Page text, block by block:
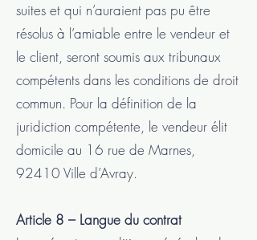
suites et qui n’auraient pas pu être
résolus à l’amiable entre le vendeur et
le client, seront soumis aux tribunaux
compétents dans les conditions de droit
commun. Pour la définition de la
juridiction compétente, le vendeur élit
domicile au 16 rue de Marnes,
92410 Ville d’Avray.
Article 8 – Langue du contrat